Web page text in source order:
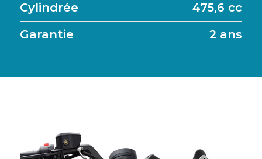
Cylindrée
475,6 cc
Garantie
2 ans